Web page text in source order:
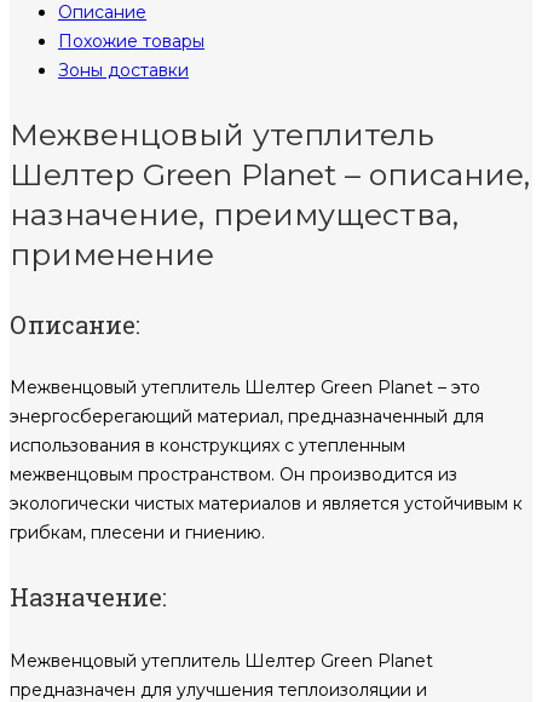
Описание
Похожие товары
Зоны доставки
Межвенцовый утеплитель
Шелтер Green Planet – описание,
назначение, преимущества,
применение
Описание:
Межвенцовый утеплитель Шелтер Green Planet – это
энергосберегающий материал, предназначенный для
использования в конструкциях с утепленным
межвенцовым пространством. Он производится из
экологически чистых материалов и является устойчивым к
грибкам, плесени и гниению.
Назначение:
Межвенцовый утеплитель Шелтер Green Planet
предназначен для улучшения теплоизоляции и